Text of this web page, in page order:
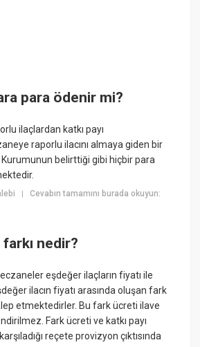
para ödenir mi?
ilaçlardan katkı payı
raporlu ilacını almaya giden bir
Kurumunun belirttiği gibi hiçbir para
|Cevabın tamamını burada okuyun:
nedir?
eşdeğer ilaçların fiyatı ile
ilacın fiyatı arasında oluşan fark
etmektedirler. Bu fark ücreti ilave
Fark ücreti ve katkı payı
reçete provizyon çıktısında